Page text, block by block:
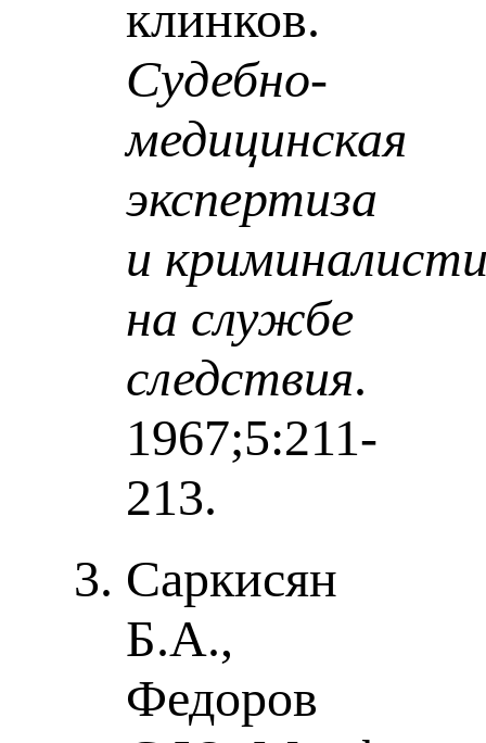
клинков.
Судебно-
медицинская
экспертиза
и
на службе
следствия.
1967;5:211-
213.
Саркисян
Б.А.,
Федоров